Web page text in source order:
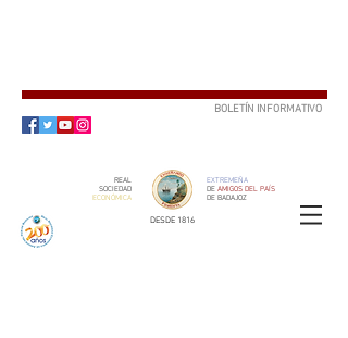
BOLETÍN INFORMATIVO
REAL
SOCIEDAD
ECONÓMICA
EXTREMEÑA
DE AMIGOS DEL PAÍS
DE BADAJOZ
DESDE 1816